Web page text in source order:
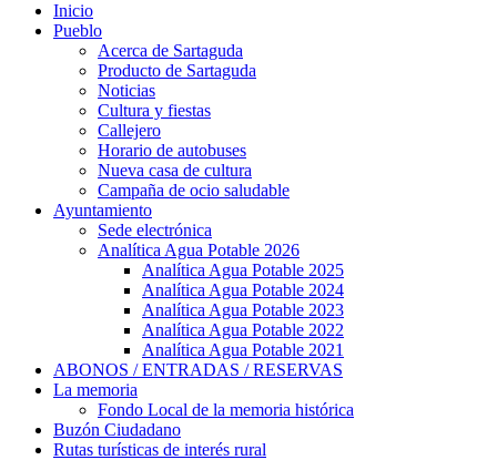
Inicio
Pueblo
Acerca de Sartaguda
Producto de Sartaguda
Noticias
Cultura y fiestas
Callejero
Horario de autobuses
Nueva casa de cultura
Campaña de ocio saludable
Ayuntamiento
Sede electrónica
Analítica Agua Potable 2026
Analítica Agua Potable 2025
Analítica Agua Potable 2024
Analítica Agua Potable 2023
Analítica Agua Potable 2022
Analítica Agua Potable 2021
ABONOS / ENTRADAS / RESERVAS
La memoria
Fondo Local de la memoria histórica
Buzón Ciudadano
Rutas turísticas de interés rural